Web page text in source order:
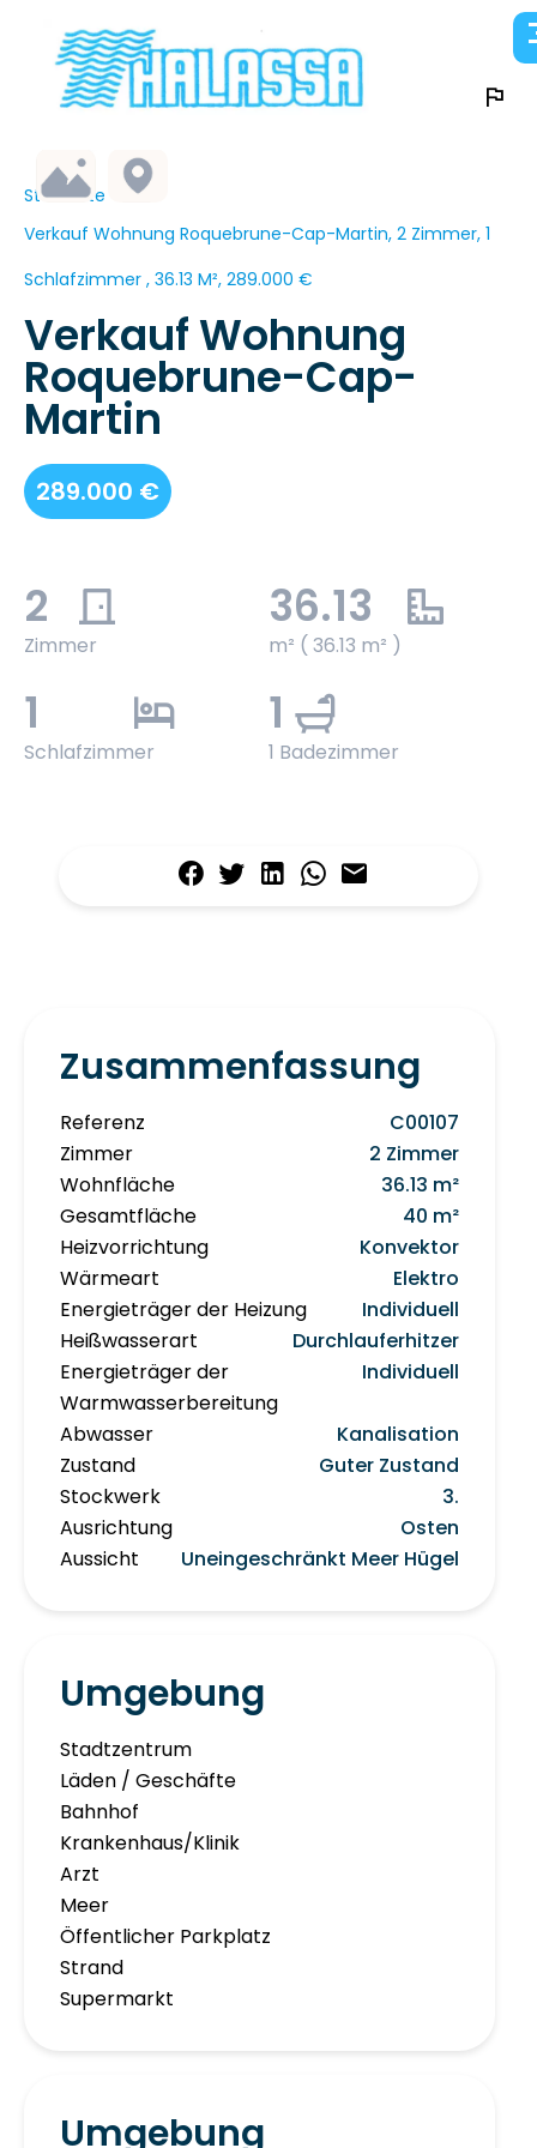
Startseite
Verkauf Wohnung Roquebrune-Cap-Martin, 2 Zimmer, 1
Schlafzimmer , 36.13 M², 289.000 €
Verkauf Wohnung
Roquebrune-Cap-
Martin
289.000 €
2
Zimmer
36.13
m² ( 36.13 m² )
1
Schlafzimmer
1
1 Badezimmer
Zusammenfassung
Referenz
C00107
Zimmer
2 Zimmer
Wohnfläche
36.13 m²
Gesamtfläche
40 m²
Heizvorrichtung
Konvektor
Wärmeart
Elektro
Energieträger der Heizung
Individuell
Heißwasserart
Durchlauferhitzer
Energieträger der
Warmwasserbereitung
Individuell
Abwasser
Kanalisation
Zustand
Guter Zustand
Stockwerk
3.
Ausrichtung
Osten
Aussicht
Uneingeschränkt Meer Hügel
Umgebung
Stadtzentrum
Läden / Geschäfte
Bahnhof
Krankenhaus/Klinik
Arzt
Meer
Öffentlicher Parkplatz
Strand
Supermarkt
Umgebung